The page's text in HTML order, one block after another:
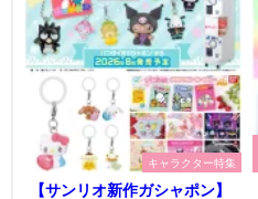
キャラクター特集
【サンリオ新作ガシャポン】